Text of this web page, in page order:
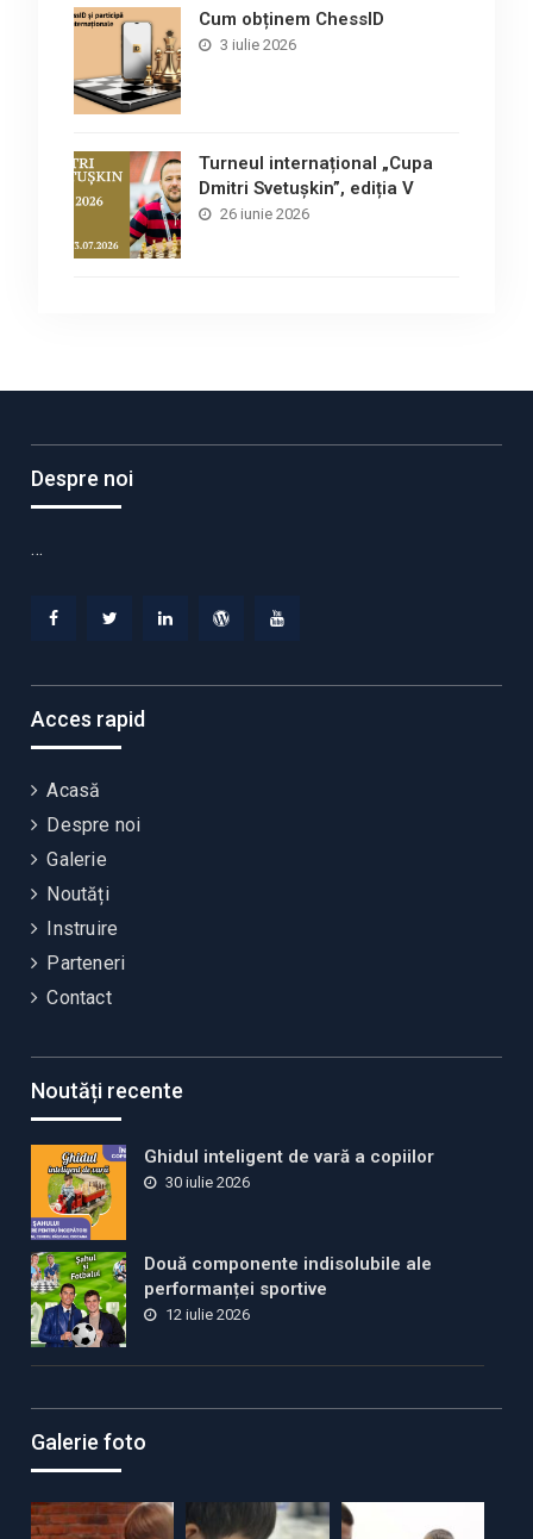
Cum obținem ChessID
3 iulie 2026
Turneul internațional „Cupa
Dmitri Svetușkin”, ediția V
26 iunie 2026
Despre noi
…
Acces rapid
Acasă
Despre noi
Galerie
Noutăți
Instruire
Parteneri
Contact
Noutăți recente
Ghidul inteligent de vară a copiilor
30 iulie 2026
Două componente indisolubile ale
performanței sportive
12 iulie 2026
Galerie foto